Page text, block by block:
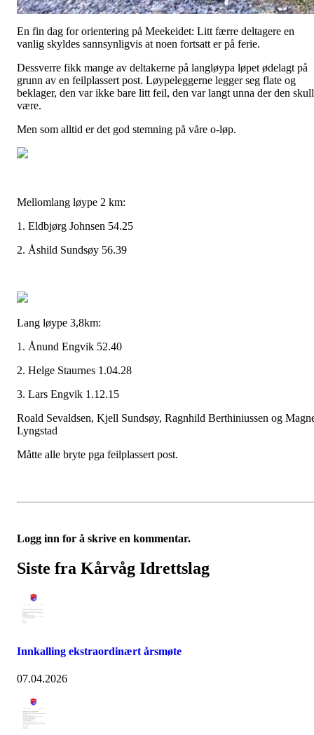
En fin dag for orientering på Meekeidet: Litt færre deltagere en
vanlig skyldes sannsynligvis at noen fortsatt er på ferie.
Dessverre fikk mange av deltakerne på langløypa løpet ødelagt på
grunn av en feilplassert post. Løypeleggerne legger seg flate og
beklager, den var ikke bare litt feil, den var langt unna der den
være.
Men som alltid er det god stemning på våre o-løp.
Mellomlang løype 2 km:
1. Eldbjørg Johnsen 54.25
2. Åshild Sundsøy 56.39
Lang løype 3,8km:
1. Ånund Engvik 52.40
2. Helge Staurnes 1.04.28
3. Lars Engvik 1.12.15
Roald Sevaldsen, Kjell Sundsøy, Ragnhild Berthiniussen og
Lyngstad
Måtte alle bryte pga feilplassert post.
Logg inn for å skrive en kommentar.
Siste fra Kårvåg Idrettslag
Innkalling ekstraordinært årsmøte
07.04.2026